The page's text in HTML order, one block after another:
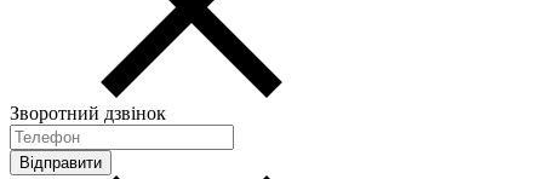
Зворотний дзвінок